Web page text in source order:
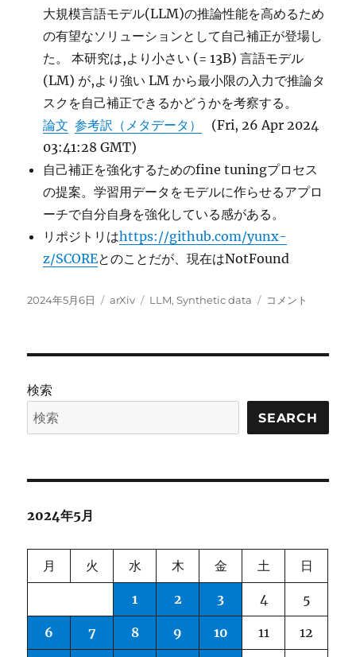
Language
に
大規模言語モデル(LLM)の推論性能を高めるため
の有望なソリューションとして自己補正が登場し
た。 本研究は,より小さい (= 13B) 言語モデル
(LM) が,より強い LM から最小限の入力で推論タ
スクを自己補正できるかどうかを考察する。
論文 参考訳（メタデータ）
(Fri, 26 Apr 2024
03:41:28 GMT)
自己補正を強化するためのfine tuningプロセス
の提案。学習用データをモデルに作らせるアプロ
ーチで自分自身を強化している感がある。
リポジトリはhttps://github.com/yunx-
z/SCOREとのことだが、現在はNotFound
投
2024年5月6日
カ
arXiv
タ
LLM,Synthetic data
SCORE:
tasks
に
コメント
検索
SEARCH
2024年5月
月 火 水 木 金 土 日
1 2 3 4 5
6 7 8 9 10 11 12